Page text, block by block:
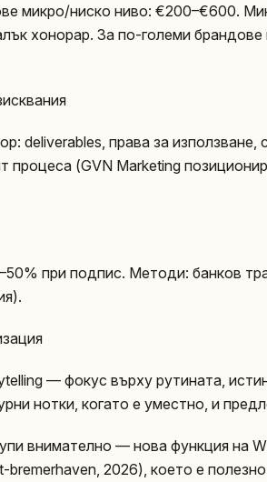
микро/ниско ниво: €200–€600.
хонорар. За по-големи
deliverables, права за
процеса (GVN Marketing
при подпис. Методи: банков
— фокус върху рутината,
нотки, когато е уместно, и
внимателно — нова функция на
2026), което е